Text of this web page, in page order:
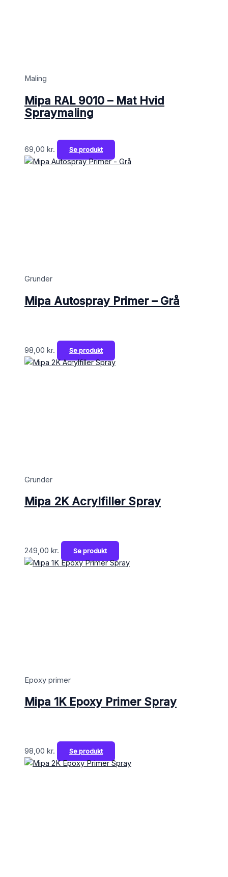
Maling
Mipa RAL 9010 – Mat Hvid
Spraymaling
69,00 kr. Se produkt
Grunder
Mipa Autospray Primer – Grå
98,00 kr. Se produkt
Grunder
Mipa 2K Acrylfiller Spray
249,00 kr. Se produkt
Epoxy primer
Mipa 1K Epoxy Primer Spray
98,00 kr. Se produkt